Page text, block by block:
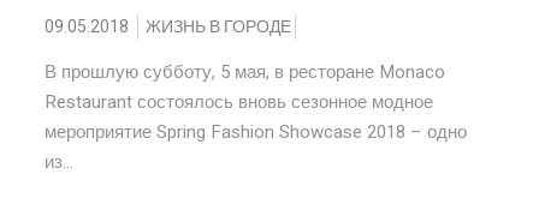
09.05.2018 ЖИЗНЬ В ГОРОДЕ
В прошлую субботу, 5 мая, в ресторане Monaco
Restaurant состоялось вновь сезонное модное
мероприятие Spring Fashion Showcase 2018 – одно
из...